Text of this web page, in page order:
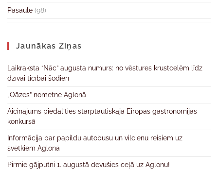
Pasaulē (98)
Jaunākas Ziņas
Laikraksta “Nāc” augusta numurs: no vēstures krustcelēm līdz
dzīvai ticībai šodien
„Oāzes” nometne Aglonā
Aicinājums piedalīties starptautiskajā Eiropas gastronomijas
konkursā
Informācija par papildu autobusu un vilcienu reisiem uz
svētkiem Aglonā
Pirmie gājputni 1. augustā devušies ceļā uz Aglonu!